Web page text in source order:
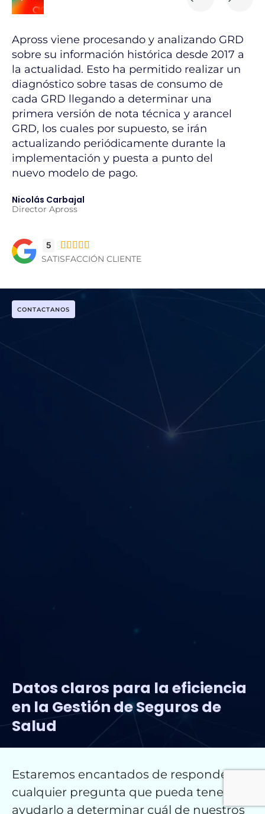
Apross viene procesando y analizando GRD
sobre su información histórica desde 2017 a
la actualidad. Esto ha permitido realizar un
diagnóstico sobre tasas de consumo de
cada GRD llegando a determinar una
primera versión de nota técnica y arancel
GRD, los cuales por supuesto, se irán
actualizando periódicamente durante la
implementación y puesta a punto del
nuevo modelo de pago.
Nicolás Carbajal
Director Apross
5     
SATISFACCIÓN CLIENTE
CONTACTANOS
Datos claros para la eficiencia
en la Gestión de Seguros de
Salud
Estaremos encantados de responder
cualquier pregunta que pueda tener y
ayudarlo a determinar cuál de nuestros